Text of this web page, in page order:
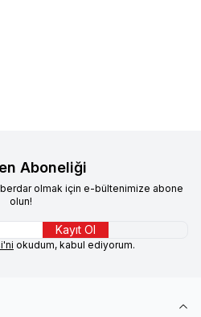
Aboneliği
olmak için e-bültenimize abone
olun!
Kayıt Ol
okudum, kabul ediyorum.